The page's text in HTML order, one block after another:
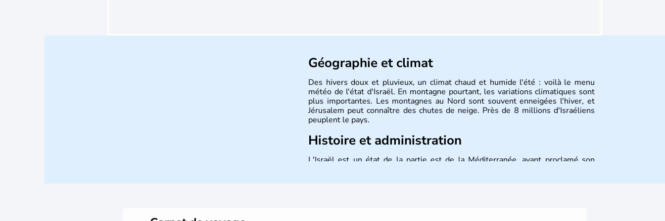
Géographie et climat
Des hivers doux et pluvieux, un climat chaud et humide l'été : voilà le menu
météo de l'état d'Israël. En montagne pourtant, les variations climatiques sont
plus importantes. Les montagnes au Nord sont souvent enneigées l'hiver, et
Jérusalem peut connaître des chutes de neige. Près de 8 millions d'Israéliens
peuplent le pays.
Histoire et administration
L'Israël est un état de la partie est de la Méditerranée, ayant proclamé son